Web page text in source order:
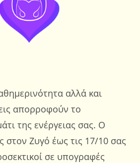
αλλά και
απορροφούν το
της ενέργειας σας. Ο
στον Ζυγό έως τις 17/10 σας
σε υπογραφές